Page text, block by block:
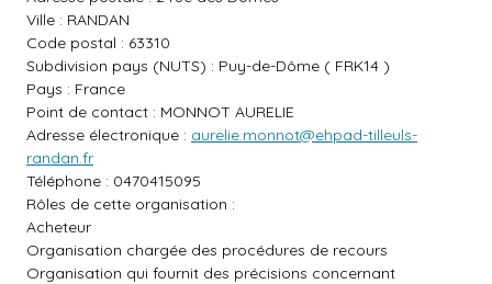
Ville : RANDAN
Code postal : 63310
Subdivision pays (NUTS) : Puy-de-Dôme ( FRK14 )
Pays : France
Point de contact : MONNOT AURELIE
Adresse électronique : aurelie.monnot@ehpad-tilleuls-
randan.fr
Téléphone : 0470415095
Rôles de cette organisation :
Acheteur
Organisation chargée des procédures de recours
Organisation qui fournit des précisions concernant